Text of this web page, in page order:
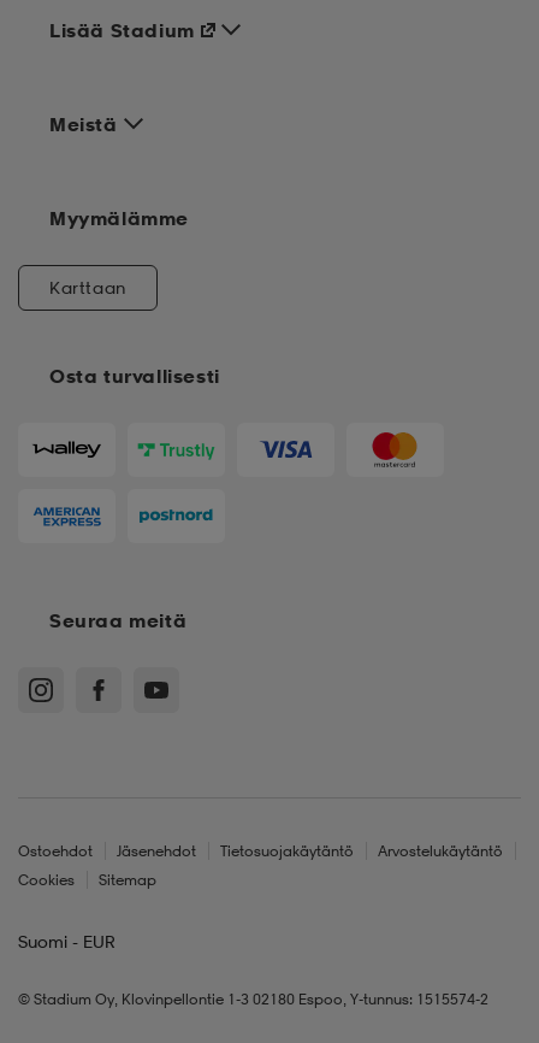
Meistä
Osta turvallisesti
Lisää Stadium
Myymälämme
Karttaan
Seuraa meitä
Ostoehdot Jäsenehdot Tietosuojakäytäntö
Arvostelukäytäntö
Cookies
Sitemap
Suomi - EUR
© Stadium Oy, Klovinpellontie 1-3 02180 Espoo, Y-tunnus: 1515574-2